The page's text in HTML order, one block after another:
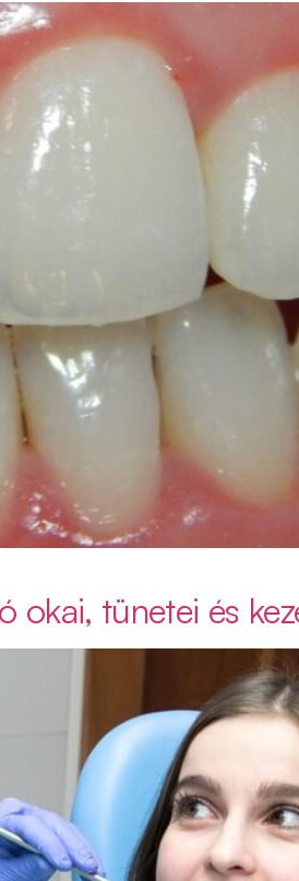
okai, tünetei és